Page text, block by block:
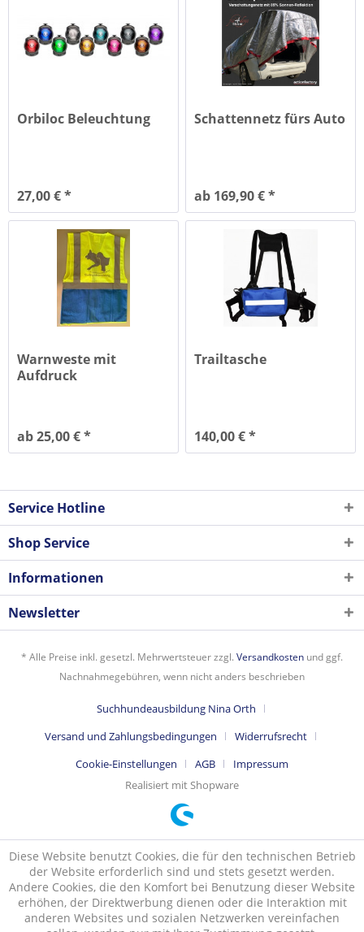
Orbiloc Beleuchtung
27,00 € *
Schattennetz fürs Auto
ab 169,90 € *
Warnweste mit
Aufdruck
ab 25,00 € *
Trailtasche
140,00 € *
Service Hotline
Shop Service
Informationen
Newsletter
* Alle Preise inkl. gesetzl. Mehrwertsteuer zzgl. Versandkosten und ggf.
Nachnahmegebühren, wenn nicht anders beschrieben
Suchhundeausbildung Nina Orth
Versand und Zahlungsbedingungen
Widerrufsrecht
Cookie-Einstellungen
AGB
Impressum
Realisiert mit Shopware
Diese Website benutzt Cookies, die für den technischen Betrieb
der Website erforderlich sind und stets gesetzt werden.
Andere Cookies, die den Komfort bei Benutzung dieser Website
erhöhen, der Direktwerbung dienen oder die Interaktion mit
anderen Websites und sozialen Netzwerken vereinfachen